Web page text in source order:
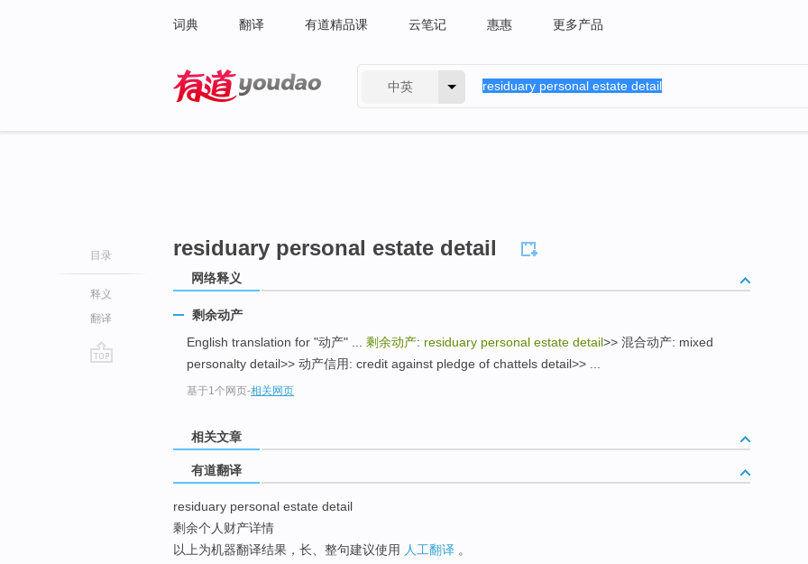
词典 翻译 有道精品课 云笔记 惠惠 更多产品
中英
目录
释义
翻译
residuary personal estate detail
网络释义
剩余动产
English translation for "动产" ... 剩余动产: residuary personal estate detail>> 混合动产: mixed
personalty detail>> 动产信用: credit against pledge of chattels detail>> ...
基于1个网页-相关网页
相关文章
有道翻译
residuary personal estate detail
剩余个人财产详情
以上为机器翻译结果，长、整句建议使用 人工翻译 。